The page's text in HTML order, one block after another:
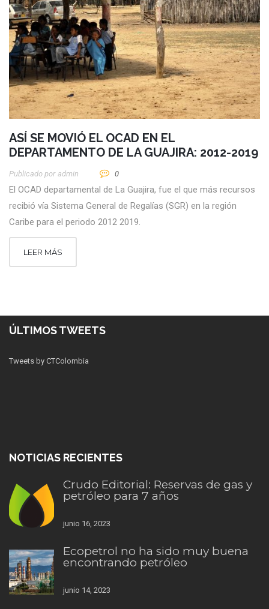
ASÍ SE MOVIÓ EL OCAD EN EL
DEPARTAMENTO DE LA GUAJIRA: 2012-2019
Publicado por Admin 0
El OCAD departamental de La Guajira, fue el que más recursos
recibió vía Sistema General de Regalías (SGR) en la región
Caribe para el periodo 2012 2019.
LEER MÁS
ÚLTIMOS TWEETS
Tweets by CTColombia
NOTICIAS RECIENTES
Crudo Editorial: Reservas de gas y
petróleo para 7 años
junio 16, 2023
Ecopetrol no ha sido muy buena
encontrando petróleo
junio 14, 2023